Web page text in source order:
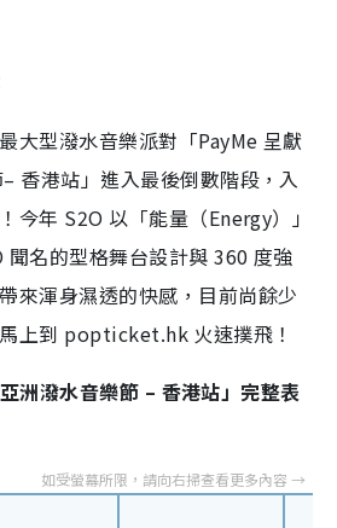
大型潑水音樂派對「PayMe 呈獻
香港站」進入最後倒數階段，入
今年 S2O 以「能量（Energy）」
聞名的型格舞台設計與 360 度強
來渾身濕透的快感，目前尚餘少
上到 popticket.hk 火速撲飛！
洲潑水音樂節 – 香港站」完整表